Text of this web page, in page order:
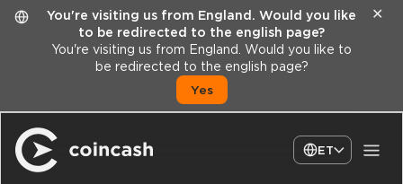
You're visiting us from England. Would you like
to be redirected to the english page?
You're visiting us from England. Would you like to
be redirected to the english page?
Yes
✕
ET